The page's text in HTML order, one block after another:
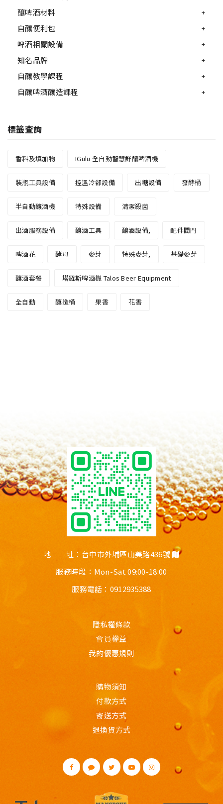
釀啤酒材料
自釀便利包
啤酒相關設備
知名品牌
自釀教學課程
自釀啤酒釀造課程
標籤查詢
香料及填加物 IGulu 全自動智慧鮮釀啤酒機
裝瓶工具設備 控溫冷卻設備 出糖設備 發酵桶
半自動釀酒機 特殊設備 清潔殺菌
出酒服務設備 釀酒工具 釀酒設備, 配件閥門
啤酒花 酵母 麥芽 特殊麥芽, 基礎麥芽
釀酒套餐 塔羅斯啤酒機 Talos Beer Equipment
全自動 釀造桶 果香 花香
地 址：台中市外埔區山美路436號
服務時段：Mon-Sat 09:00-18:00
服務電話： 0912935388
隱私權條款
會員權益
我的優惠規則
購物須知
付款方式
寄送方式
退換貨方式